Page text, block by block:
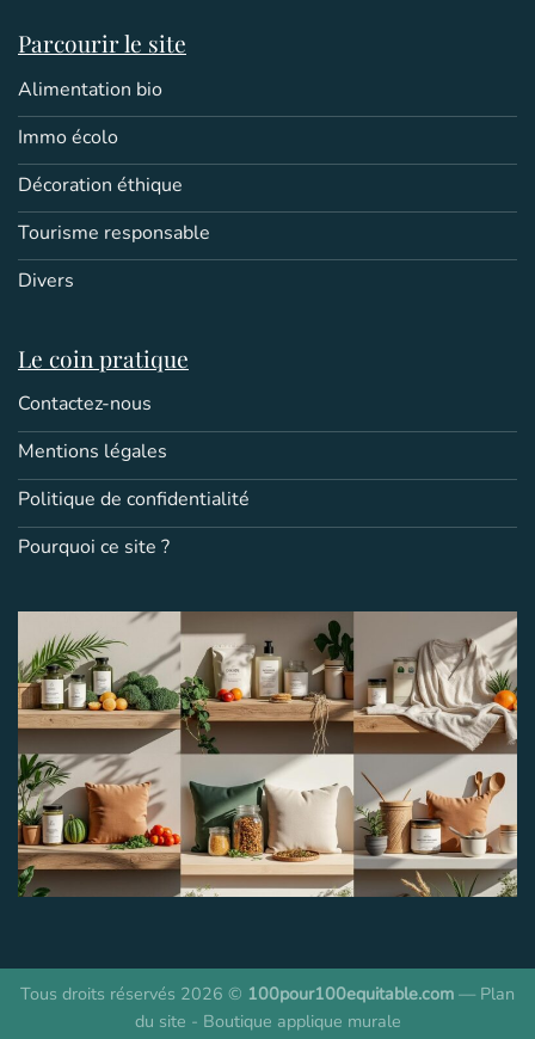
Parcourir le site
Alimentation bio
Immo écolo
Décoration éthique
Tourisme responsable
Divers
Le coin pratique
Contactez-nous
Mentions légales
Politique de confidentialité
Pourquoi ce site ?
Tous droits réservés 2026 © 100pour100equitable.com — Plan
du site - Boutique applique murale